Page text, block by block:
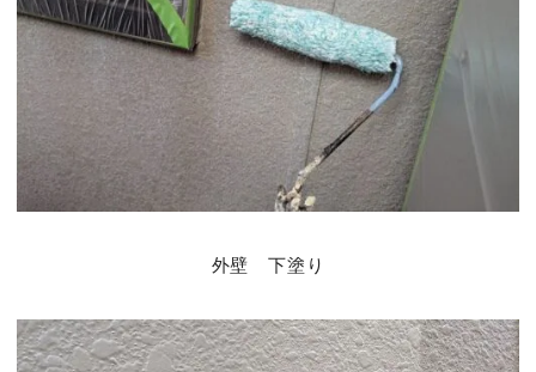
外壁 下塗り